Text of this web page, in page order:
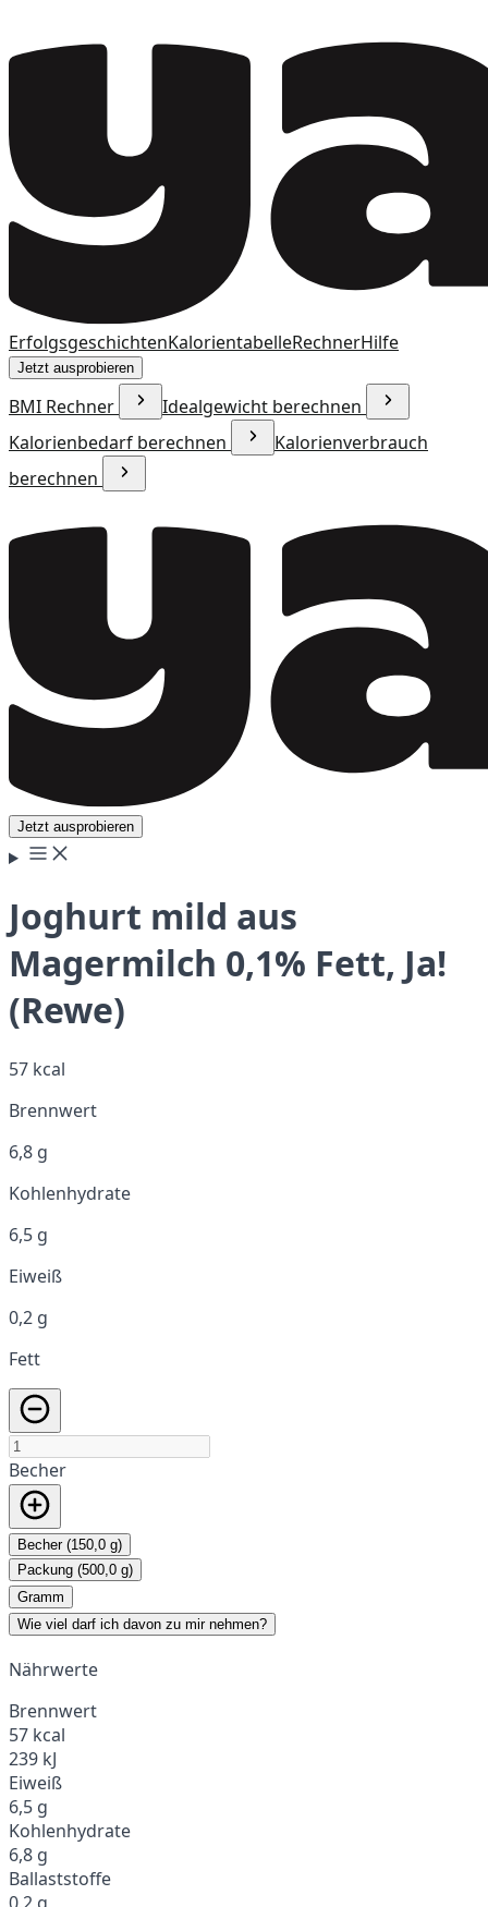
ErfolgsgeschichtenKalorientabelleRechnerHilfe
Jetzt ausprobieren
BMI Rechner
Idealgewicht berechnen
Kalorienbedarf berechnen
Kalorienverbrauch
berechnen
Jetzt ausprobieren
Joghurt mild aus
Magermilch 0,1% Fett, Ja!
(Rewe)
57 kcal
Brennwert
6,8 g
Kohlenhydrate
6,5 g
Eiweiß
0,2 g
Fett
Becher
Becher (150,0 g)
Packung (500,0 g)
Gramm
Wie viel darf ich davon zu mir nehmen?
Nährwerte
Brennwert
57 kcal
239 kJ
Eiweiß
6,5 g
Kohlenhydrate
6,8 g
Ballaststoffe